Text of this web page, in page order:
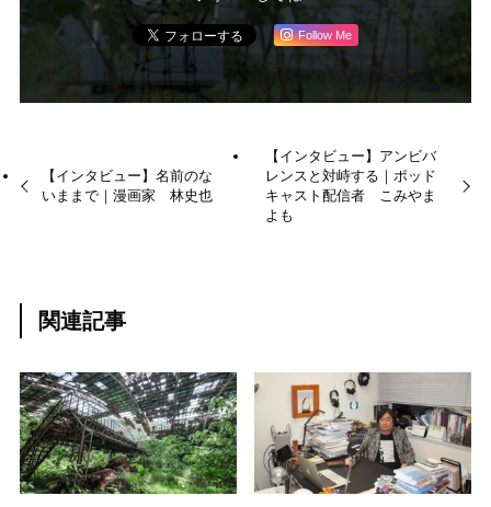
Follow Me
【インタビュー】名前のな
いままで｜漫画家 林史也
【インタビュー】アンビバ
レンスと対峙する｜ポッド
キャスト配信者 こみやま
よも
関連記事